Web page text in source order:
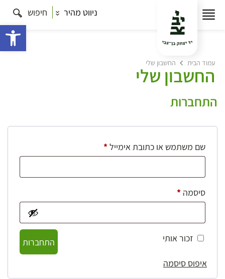
ניווט מהיר חיפוש
עמוד הבית החשבון שלי
החשבון שלי
התחברות
שם משתמש או כתובת אימייל*חובה
סיסמה *חובה
זכור אותי
התחברות
איפוס סיסמה